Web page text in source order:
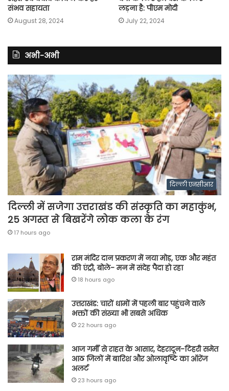
संभव सहायता
August 28, 2024
लड़ना है: पीएम मोदी
July 22, 2024
अभी-अभी
दिल्ली एनसीआर
दिल्ली में सजेगा उत्तराखंड की संस्कृति का महाकुंभ,
25 अगस्त से बिखरेंगे लोक कला के रंग
17 hours ago
राम मंदिर दान प्रकरण में नया मोड़, एक और महंत
की एंट्री, बोले- मन में संदेह पैदा हो रहा
18 hours ago
उत्तराखंड: चारों धामों में पहली बार पहुंचने वाले
भक्तों की संख्या भी सबसे अधिक
22 hours ago
आज गर्मी से राहत के आसार, देहरादून-टिहरी समेत
आठ जिलों में बारिश और ओलावृष्टि का ऑरेंज
अलर्ट
23 hours ago